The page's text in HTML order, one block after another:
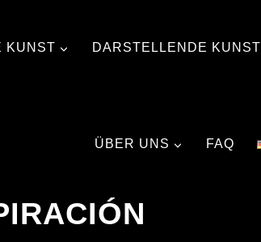
KUNST DARSTELLENDE KUNST
ÜBER UNS FAQ